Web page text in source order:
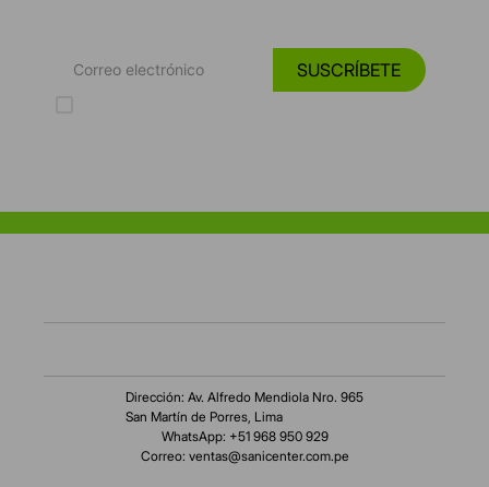
SUSCRÍBETE
Dirección: Av. Alfredo Mendiola Nro. 965
San Martín de Porres, Lima
WhatsApp: +51 968 950 929
Correo: ventas@sanicenter.com.pe